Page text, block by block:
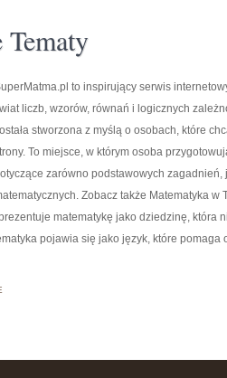
Tematy
to inspirujący serwis
liczb, wzorów, równań i logicznych
stworzona z myślą o osobach, które
To miejsce, w którym osoba
zarówno podstawowych
Zobacz także Matematyka w
matematykę jako dziedzinę, która
pojawia się jako język, które